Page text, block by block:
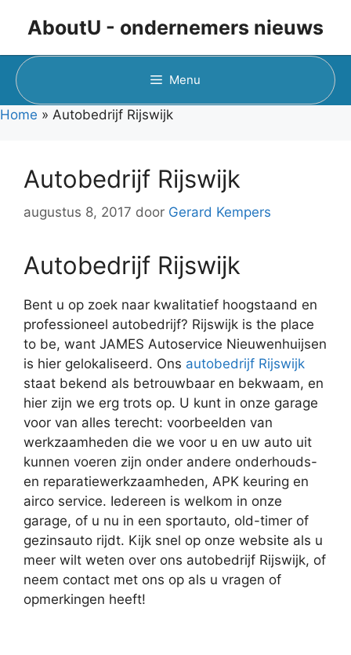
inhoud
AboutU - ondernemers nieuws
Menu
Home » Autobedrijf Rijswijk
Autobedrijf Rijswijk
augustus 8, 2017 door Gerard Kempers
Autobedrijf Rijswijk
Bent u op zoek naar kwalitatief hoogstaand en
professioneel autobedrijf? Rijswijk is the place
to be, want JAMES Autoservice Nieuwenhuijsen
is hier gelokaliseerd. Ons autobedrijf Rijswijk
staat bekend als betrouwbaar en bekwaam, en
hier zijn we erg trots op. U kunt in onze garage
voor van alles terecht: voorbeelden van
werkzaamheden die we voor u en uw auto uit
kunnen voeren zijn onder andere onderhouds-
en reparatiewerkzaamheden, APK keuring en
airco service. Iedereen is welkom in onze
garage, of u nu in een sportauto, old-timer of
gezinsauto rijdt. Kijk snel op onze website als u
meer wilt weten over ons autobedrijf Rijswijk, of
neem contact met ons op als u vragen of
opmerkingen heeft!